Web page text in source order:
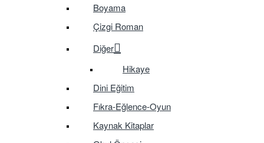
Boyama
Çizgi Roman
Diğer
Hikaye
Dini Eğitim
Fıkra-Eğlence-Oyun
Kaynak Kitaplar